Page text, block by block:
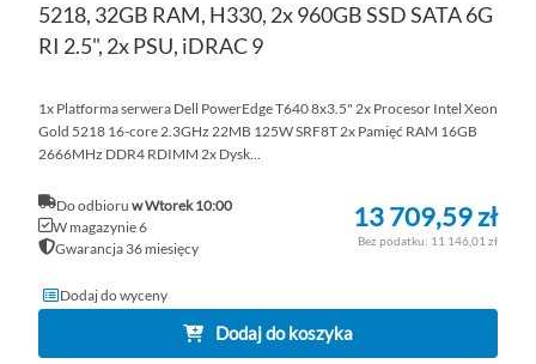
5218, 32GB RAM, H330, 2x 960GB SSD SATA 6G
RI 2.5", 2x PSU, iDRAC 9
1x Platforma serwera Dell PowerEdge T640 8x3.5" 2x Procesor Intel Xeon
Gold 5218 16-core 2.3GHz 22MB 125W SRF8T 2x Pamięć RAM 16GB
2666MHz DDR4 RDIMM 2x Dysk...
Do odbioru w Wtorek 10:00
W magazynie 6
Gwarancja 36 miesięcy
13 709,59 zł
11 146,01 zł
Dodaj do wyceny
Dodaj do koszyka